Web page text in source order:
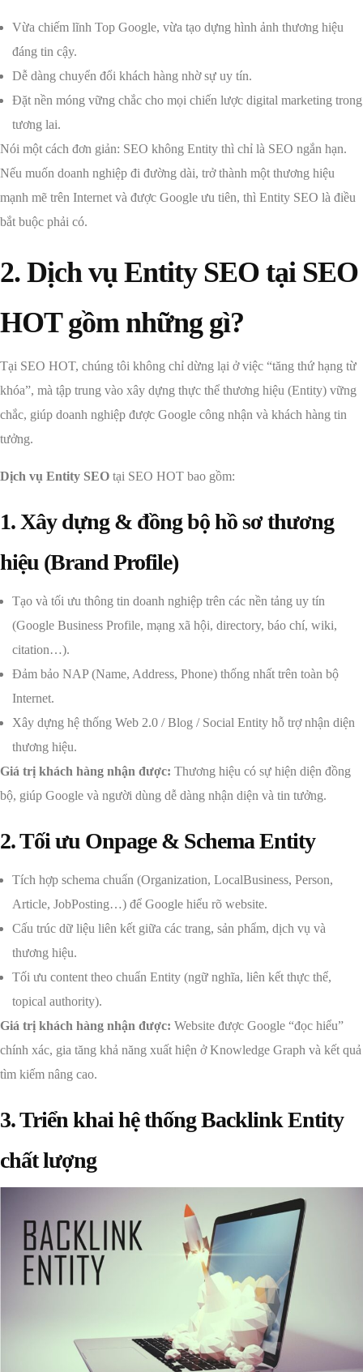
Vừa chiếm lĩnh Top Google, vừa tạo dựng hình ảnh thương hiệu
đáng tin cậy.
Dễ dàng chuyển đổi khách hàng nhờ sự uy tín.
Đặt nền móng vững chắc cho mọi chiến lược digital marketing trong
tương lai.
Nói một cách đơn giản: SEO không Entity thì chỉ là SEO ngắn hạn.
Nếu muốn doanh nghiệp đi đường dài, trở thành một thương hiệu
mạnh mẽ trên Internet và được Google ưu tiên, thì Entity SEO là điều
bắt buộc phải có.
2. Dịch vụ Entity SEO tại SEO
HOT gồm những gì?
Tại SEO HOT, chúng tôi không chỉ dừng lại ở việc “tăng thứ hạng từ
khóa”, mà tập trung vào xây dựng thực thể thương hiệu (Entity) vững
chắc, giúp doanh nghiệp được Google công nhận và khách hàng tin
tưởng.
Dịch vụ Entity SEO tại SEO HOT bao gồm:
1. Xây dựng & đồng bộ hồ sơ thương
hiệu (Brand Profile)
Tạo và tối ưu thông tin doanh nghiệp trên các nền tảng uy tín
(Google Business Profile, mạng xã hội, directory, báo chí, wiki,
citation…).
Đảm bảo NAP (Name, Address, Phone) thống nhất trên toàn bộ
Internet.
Xây dựng hệ thống Web 2.0 / Blog / Social Entity hỗ trợ nhận diện
thương hiệu.
Giá trị khách hàng nhận được: Thương hiệu có sự hiện diện đồng
bộ, giúp Google và người dùng dễ dàng nhận diện và tin tưởng.
2. Tối ưu Onpage & Schema Entity
Tích hợp schema chuẩn (Organization, LocalBusiness, Person,
Article, JobPosting…) để Google hiểu rõ website.
Cấu trúc dữ liệu liên kết giữa các trang, sản phẩm, dịch vụ và
thương hiệu.
Tối ưu content theo chuẩn Entity (ngữ nghĩa, liên kết thực thể,
topical authority).
Giá trị khách hàng nhận được: Website được Google “đọc hiểu”
chính xác, gia tăng khả năng xuất hiện ở Knowledge Graph và kết quả
tìm kiếm nâng cao.
3. Triển khai hệ thống Backlink Entity
chất lượng